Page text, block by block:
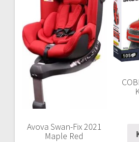
Avova Swan-Fix 2021
Maple Red